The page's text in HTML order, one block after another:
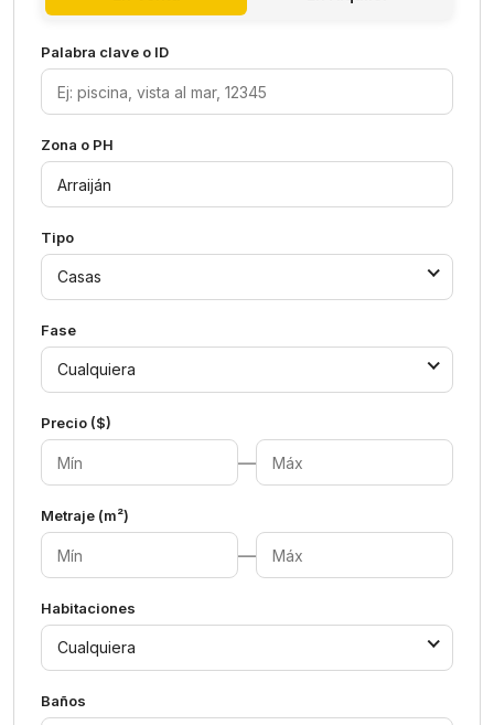
Palabra clave o ID
Zona o PH
Tipo
Casas
Fase
Cualquiera
Precio ($)
—
Metraje (m²)
—
Habitaciones
Cualquiera
Baños